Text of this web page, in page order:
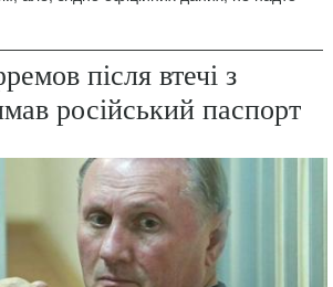
після втечі з
російський паспорт